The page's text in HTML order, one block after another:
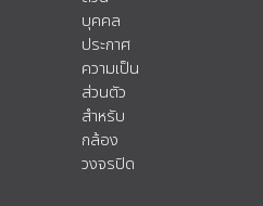
บุคคล
ประกาศ
ความเป็น
ส่วนตัว
สำหรับ
กล้อง
วงจรปิด